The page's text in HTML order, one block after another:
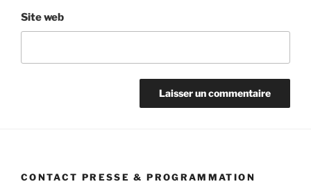
Site web
CONTACT PRESSE & PROGRAMMATION